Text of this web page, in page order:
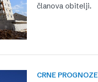
članova obitelji.
CRNE PROGNOZE